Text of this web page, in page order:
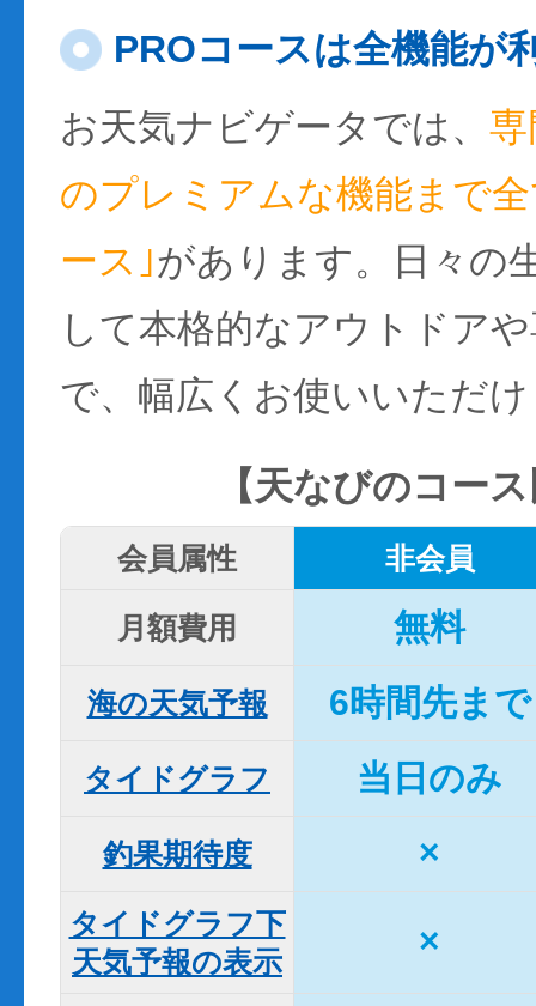
PROコースは全機能が
お天気ナビゲータでは、
のプレミアムな機能まで
ース｣があります。日々の
して本格的なアウトドア
で、幅広くお使いいただ
【天なびのコー
会員属性 非会員
月額費用 無料
海の天気予報 6時間先まで
タイドグラフ 当日のみ
釣果期待度 ×
タイドグラフ下
天気予報の表示
×